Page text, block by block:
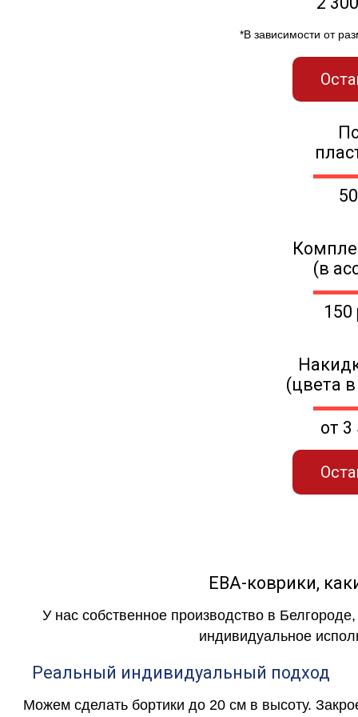
*В зависимости от
(в
(цвета
от 3
ЕВА-коврики,
У нас собственное производство в
индивидуальное
Реальный индивидуальный подход
Можем сделать бортики до 20 см в высоту.